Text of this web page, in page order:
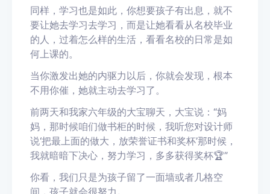
同样，学习也是如此，你想要孩子有出息，就不
要让她去学习去学习，而是让她看看从名校毕业
的人，过着怎么样的生活，看看名校的日常是如
何上课的。
当你激发出她的内驱力以后，你就会发现，根本
不用你催，她就主动去学习了。
前两天和我家六年级的大宝聊天，大宝说：“妈
妈，那时候咱们做书柜的时候，我听您对设计师
说‘把最上面的做大，放荣誉证书和奖杯’那时候，
我就暗暗下决心，努力学习，多多获得奖杯🏆”
你看，我们只是为孩子留了一面墙或者几格空
间，孩子就会很努力。